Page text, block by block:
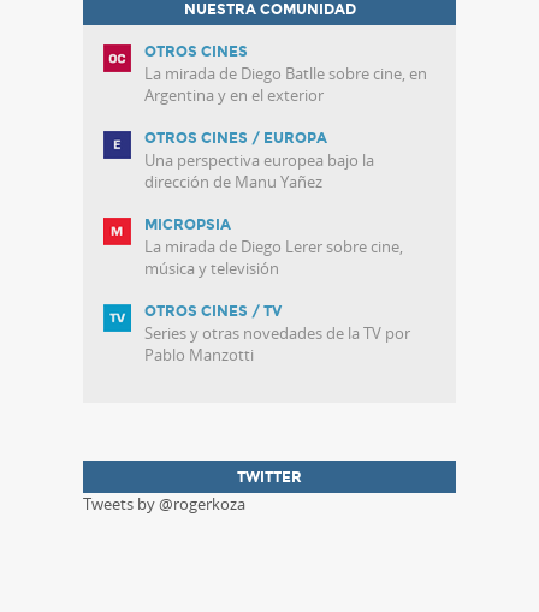
NUESTRA COMUNIDAD
OTROS CINES
La mirada de Diego Batlle sobre cine, en
Argentina y en el exterior
OTROS CINES / EUROPA
Una perspectiva europea bajo la
dirección de Manu Yañez
MICROPSIA
La mirada de Diego Lerer sobre cine,
música y televisión
OTROS CINES / TV
Series y otras novedades de la TV por
Pablo Manzotti
TWITTER
Tweets by @rogerkoza